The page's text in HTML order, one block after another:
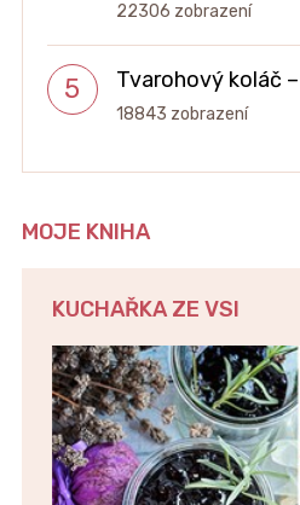
22306 zobrazení
Tvarohový koláč
18843 zobrazení
MOJE KNIHA
KUCHAŘKA ZE VSI